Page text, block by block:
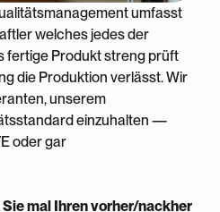
umfasst
welches jedes der
fertige Produkt streng prüft
Produktion verlässt. Wir
unserem
einzuhalten —
oder gar
mal Ihren vorher/nackher